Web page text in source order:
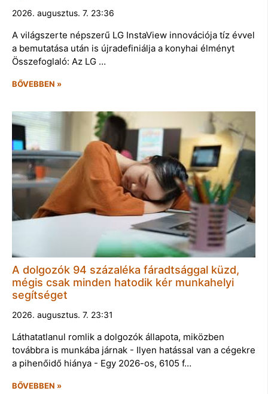
2026. augusztus. 7. 23:36
A világszerte népszerű LG InstaView innovációja tíz évvel
a bemutatása után is újradefiniálja a konyhai élményt
Összefoglaló: Az LG …
BŐVEBBEN »
A dolgozók 94 százaléka fáradtsággal küzd,
mégis csak minden hatodik kér munkahelyi
segítséget
2026. augusztus. 7. 23:31
Láthatatlanul romlik a dolgozók állapota, miközben
továbbra is munkába járnak - Ilyen hatással van a cégekre
a pihenőidő hiánya - Egy 2026-os, 6105 f…
BŐVEBBEN »